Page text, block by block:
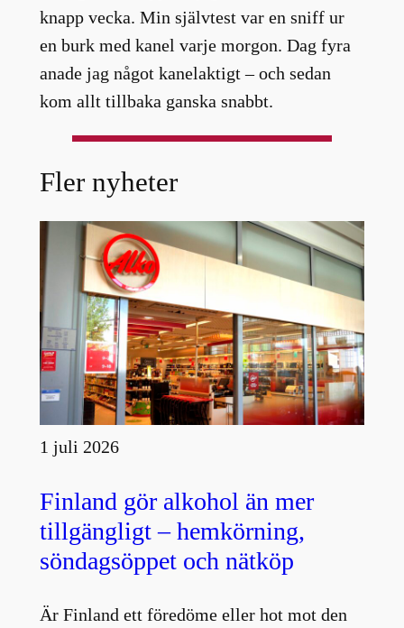
knapp vecka. Min självtest var en sniff ur
en burk med kanel varje morgon. Dag fyra
anade jag något kanelaktigt – och sedan
kom allt tillbaka ganska snabbt.
Fler nyheter
1 juli 2026
Finland gör alkohol än mer
tillgängligt – hemkörning,
söndagsöppet och nätköp
Är Finland ett föredöme eller hot mot den